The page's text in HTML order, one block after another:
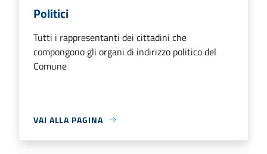
Politici
Tutti i rappresentanti dei cittadini che
compongono gli organi di indirizzo politico del
Comune
VAI ALLA PAGINA